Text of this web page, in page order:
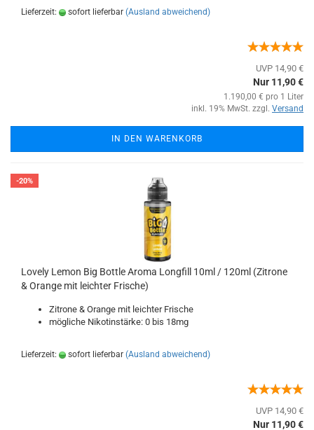
Lieferzeit: sofort lieferbar (Ausland abweichend)
UVP 14,90 €
Nur 11,90 €
1.190,00 € pro 1 Liter
inkl. 19% MwSt. zzgl. Versand
IN DEN WARENKORB
-20%
Lovely Lemon Big Bottle Aroma Longfill 10ml / 120ml (Zitrone
& Orange mit leichter Frische)
Zitrone & Orange mit leichter Frische
mögliche Nikotinstärke: 0 bis 18mg
Lieferzeit: sofort lieferbar (Ausland abweichend)
UVP 14,90 €
Nur 11,90 €